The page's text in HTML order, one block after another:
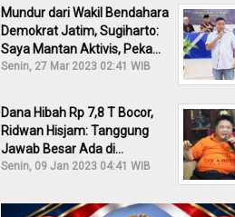
Mundur dari Wakil Bendahara
Demokrat Jatim, Sugiharto:
Saya Mantan Aktivis, Peka
Sekali Kalau Ada yang
Senin, 27 Mar 2023 02:41 WIB
Dana Hibah Rp 7,8 T Bocor,
Ridwan Hisjam: Tanggung
Jawab Besar Ada di
Pemprov, Bukan DPRD Jatim!
Senin, 09 Jan 2023 04:41 WIB